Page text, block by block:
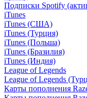
Подписки Spotify
iTunes
iTunes (США)
iTunes (Турция)
iTunes (Польша)
iTunes (Бразилия)
iTunes (Индия)
League of Legends
League of Legends
Карты пополнения